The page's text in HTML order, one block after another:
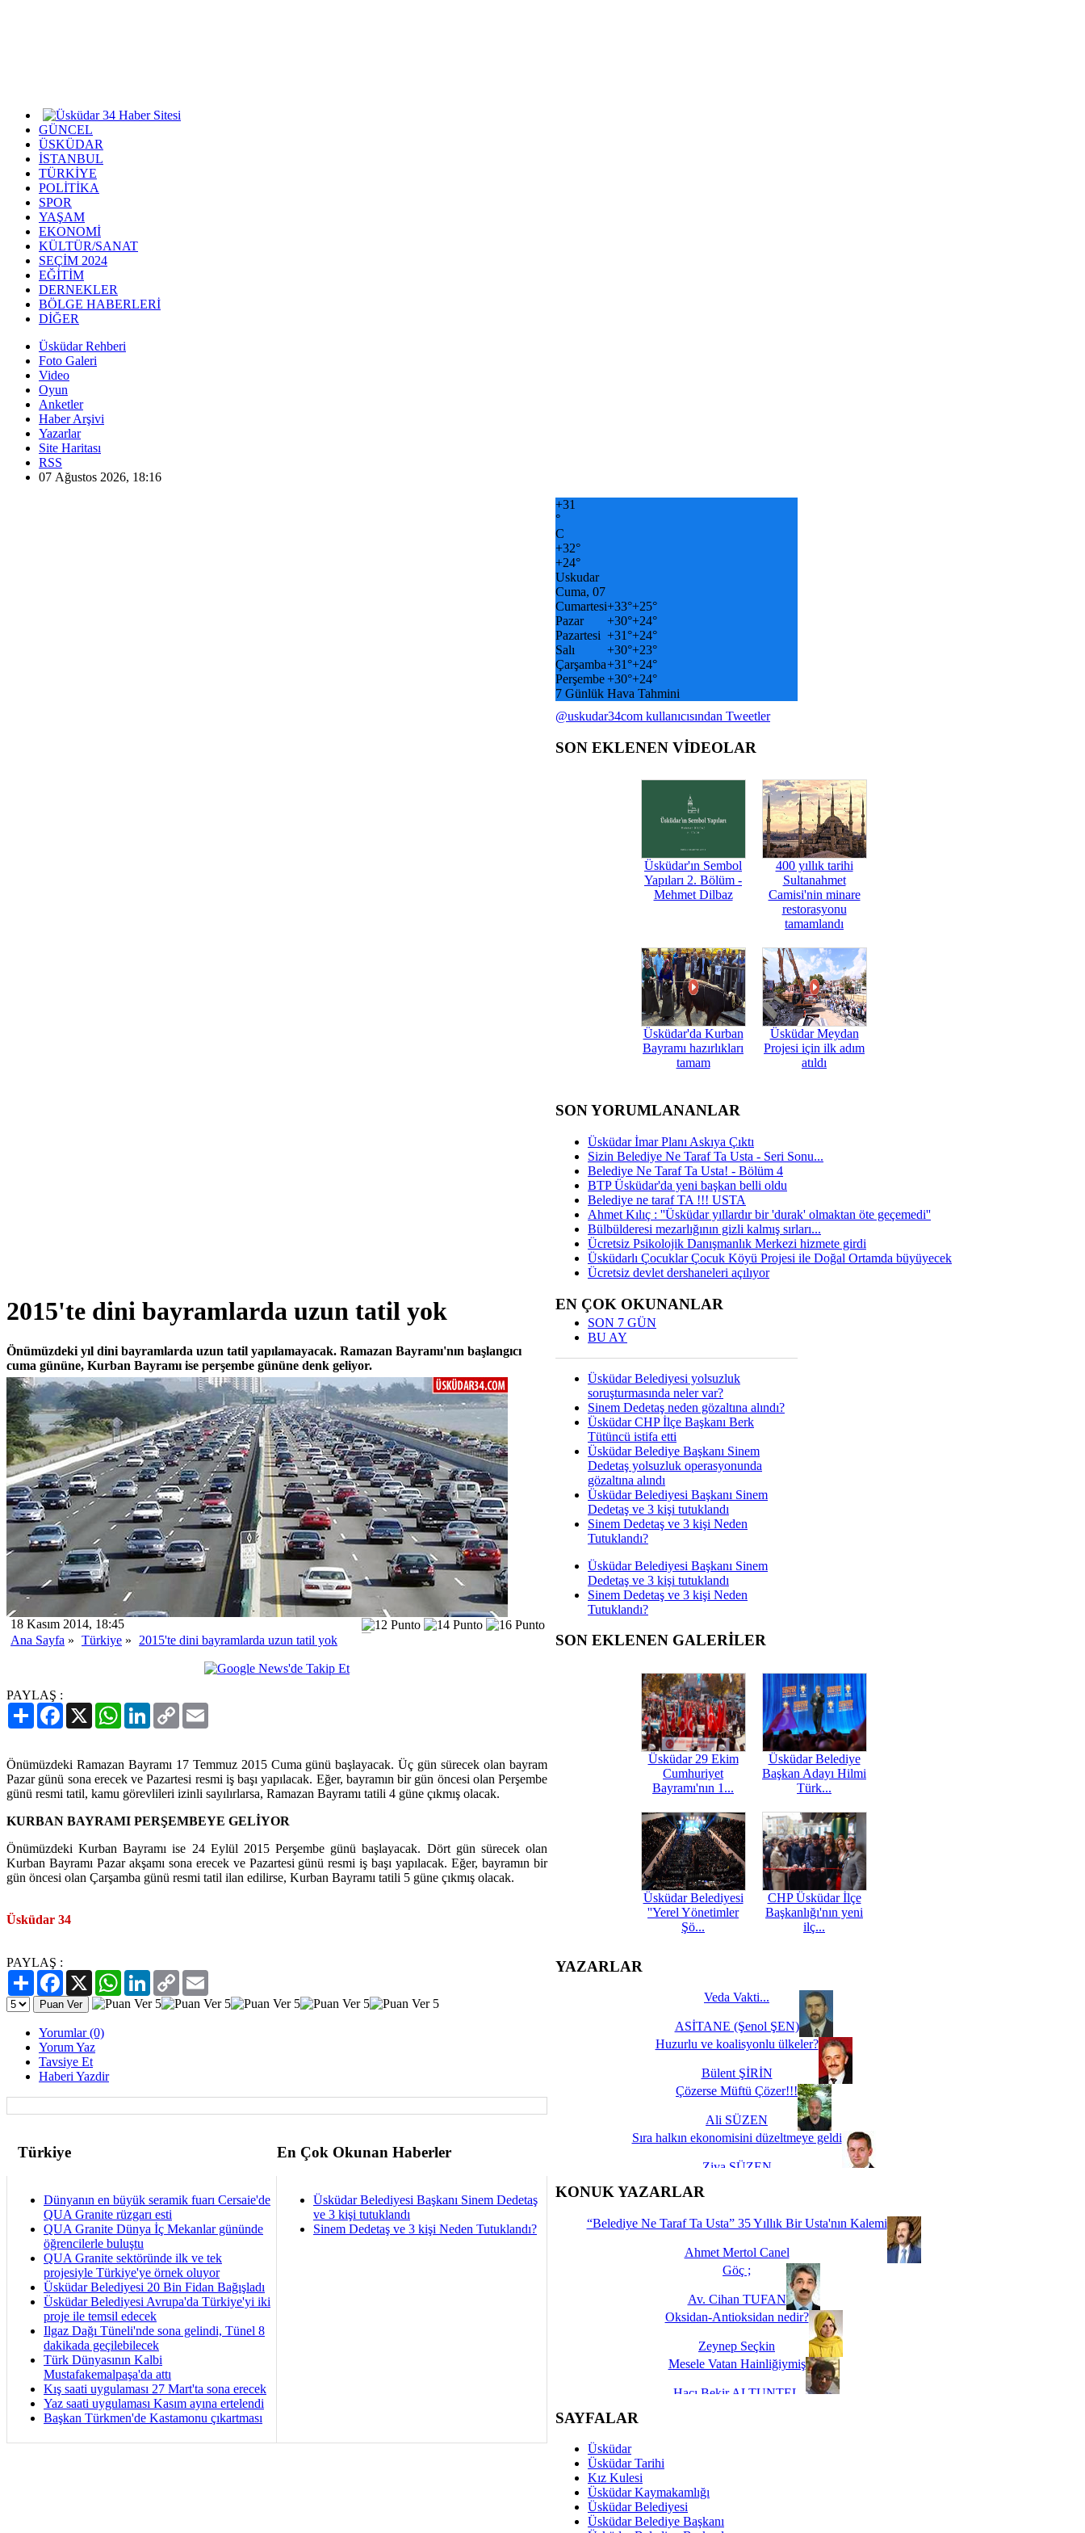
GÜNCEL
ÜSKÜDAR
İSTANBUL
TÜRKİYE
POLİTİKA
SPOR
YAŞAM
EKONOMİ
KÜLTÜR/SANAT
SEÇİM 2024
EĞİTİM
DERNEKLER
BÖLGE HABERLERİ
DİĞER
Üsküdar Rehberi
Foto Galeri
Video
Oyun
Anketler
Haber Arşivi
Yazarlar
Site Haritası
RSS
07 Ağustos 2026, 18:16
2015'te dini bayramlarda uzun tatil yok
Önümüzdeki yıl dini bayramlarda uzun tatil yapılamayacak. Ramazan Bayramı'nın başlangıcı
cuma gününe, Kurban Bayramı ise perşembe gününe denk geliyor.
18 Kasım 2014, 18:45
Ana Sayfa » Türkiye » 2015'te dini bayramlarda uzun tatil yok
PAYLAŞ :
PaylaşFacebook
X WhatsAppLinkedIn
Copy
Link
Önümüzdeki Ramazan Bayramı 17 Temmuz 2015 Cuma günü başlayacak. Üç gün sürecek olan bayram
Pazar günü sona erecek ve Pazartesi resmi iş başı yapılacak. Eğer, bayramın bir gün öncesi olan Perşembe
günü resmi tatil, kamu görevlileri izinli sayılırlarsa, Ramazan Bayramı tatili 4 güne çıkmış olacak.
KURBAN BAYRAMI PERŞEMBEYE GELİYOR
Önümüzdeki Kurban Bayramı ise 24 Eylül 2015 Perşembe günü başlayacak. Dört gün sürecek olan
Kurban Bayramı Pazar akşamı sona erecek ve Pazartesi günü resmi iş başı yapılacak. Eğer, bayramın bir
gün öncesi olan Çarşamba günü resmi tatil ilan edilirse, Kurban Bayramı tatili 5 güne çıkmış olacak.
Üsküdar 34
PAYLAŞ :
PaylaşFacebook
X WhatsAppLinkedIn
Copy
Link
Yorumlar (0)
Yorum Yaz
Tavsiye Et
Haberi Yazdir
Türkiye En Çok Okunan Haberler
Dünyanın en büyük seramik fuarı Cersaie'de
QUA Granite rüzgarı esti
QUA Granite Dünya İç Mekanlar gününde
öğrencilerle buluştu
QUA Granite sektöründe ilk ve tek
projesiyle Türkiye'ye örnek oluyor
Üsküdar Belediyesi 20 Bin Fidan Bağışladı
Üsküdar Belediyesi Avrupa'da Türkiye'yi iki
proje ile temsil edecek
Ilgaz Dağı Tüneli'nde sona gelindi, Tünel 8
dakikada geçilebilecek
Türk Dünyasının Kalbi
Mustafakemalpaşa'da attı
Kış saati uygulaması 27 Mart'ta sona erecek
Yaz saati uygulaması Kasım ayına ertelendi
Başkan Türkmen'de Kastamonu çıkartması
Üsküdar Belediyesi Başkanı Sinem Dedetaş
ve 3 kişi tutuklandı
Sinem Dedetaş ve 3 kişi Neden Tutuklandı?
+31
°
C
+32°
+24°
Uskudar
Cuma, 07
Cumartesi+33°+25°
Pazar
+30°+24°
Pazartesi +31°+24°
Salı
+30°+23°
Çarşamba+31°+24°
Perşembe+30°+24°
7 Günlük Hava Tahmini
@uskudar34com kullanıcısından Tweetler
SON EKLENEN VİDEOLAR
Üsküdar'ın Sembol
Yapıları 2. Bölüm -
Mehmet Dilbaz
400 yıllık tarihi
Sultanahmet
Camisi'nin minare
restorasyonu
tamamlandı
Üsküdar'da Kurban
Bayramı hazırlıkları
tamam
Üsküdar Meydan
Projesi için ilk adım
atıldı
SON YORUMLANANLAR
Üsküdar İmar Planı Askıya Çıktı
Sizin Belediye Ne Taraf Ta Usta - Seri Sonu...
Belediye Ne Taraf Ta Usta! - Bölüm 4
BTP Üsküdar'da yeni başkan belli oldu
Belediye ne taraf TA !!! USTA
Ahmet Kılıç : ''Üsküdar yıllardır bir 'durak' olmaktan öte geçemedi''
Bülbülderesi mezarlığının gizli kalmış sırları...
Ücretsiz Psikolojik Danışmanlık Merkezi hizmete girdi
Üsküdarlı Çocuklar Çocuk Köyü Projesi ile Doğal Ortamda büyüyecek
Ücretsiz devlet dershaneleri açılıyor
EN ÇOK OKUNANLAR
SON 7 GÜN
BU AY
Üsküdar Belediyesi yolsuzluk
soruşturmasında neler var?
Sinem Dedetaş neden gözaltına alındı?
Üsküdar CHP İlçe Başkanı Berk
Tütüncü istifa etti
Üsküdar Belediye Başkanı Sinem
Dedetaş yolsuzluk operasyonunda
gözaltına alındı
Üsküdar Belediyesi Başkanı Sinem
Dedetaş ve 3 kişi tutuklandı
Sinem Dedetaş ve 3 kişi Neden
Tutuklandı?
Üsküdar Belediyesi Başkanı Sinem
Dedetaş ve 3 kişi tutuklandı
Sinem Dedetaş ve 3 kişi Neden
Tutuklandı?
SON EKLENEN GALERİLER
Üsküdar 29 Ekim
Cumhuriyet
Bayramı'nın 1...
Üsküdar Belediye
Başkan Adayı Hilmi
Türk...
Üsküdar Belediyesi
''Yerel Yönetimler
Şö...
CHP Üsküdar İlçe
Başkanlığı'nın yeni
ilç...
YAZARLAR
Veda Vakti...
ASİTANE (Şenol ŞEN)
Huzurlu ve koalisyonlu ülkeler?
Bülent ŞİRİN
Çözerse Müftü Çözer!!!
Ali SÜZEN
Sıra halkın ekonomisini düzeltmeye geldi
Ziya SÜZEN
İşte Biz buyuz...
KONUK YAZARLAR
“Belediye Ne Taraf Ta Usta” 35 Yıllık Bir Usta'nın Kalemi
Ahmet Mertol Canel
Göç ;
Av. Cihan TUFAN
Oksidan-Antioksidan nedir?
Zeynep Seçkin
Mesele Vatan Hainliğiymiş
Hacı Bekir ALTUNTEL
Dünya Fani, Ama Kısa Bir Süre De Olsa Burdayız
Savaş ŞENEL
Hukukun Adaleti Kalmadı Üstadım!
SAYFALAR
Üsküdar
Üsküdar Tarihi
Kız Kulesi
Üsküdar Kaymakamlığı
Üsküdar Belediyesi
Üsküdar Belediye Başkanı